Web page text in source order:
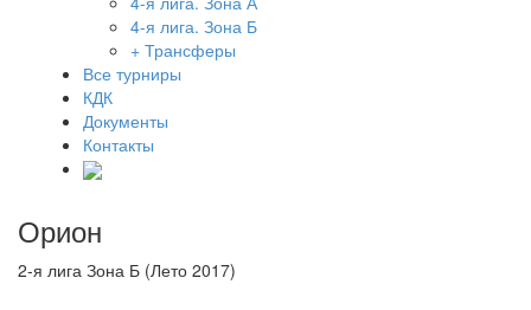
4-я лига. Зона Б
+ Трансферы
Все турниры
КДК
Документы
Контакты
Орион
2-я лига Зона Б (Лето 2017)